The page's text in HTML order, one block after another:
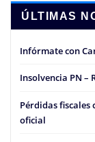
ÚLTIMAS
Infórmate con
Insolvencia PN
Pérdidas
oficial